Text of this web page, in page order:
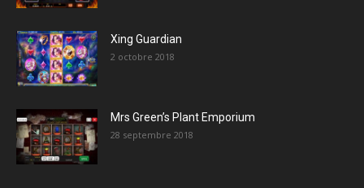
Xing Guardian
2 octobre 2018
Mrs Green’s Plant Emporium
28 septembre 2018